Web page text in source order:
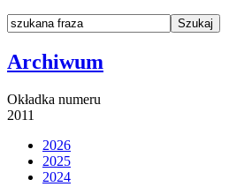
Archiwum
Okładka numeru
2011
2026
2025
2024